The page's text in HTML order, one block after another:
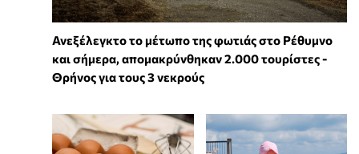
Ανεξέλεγκτο το μέτωπο της φωτιάς στο Ρέθυμνο
και σήμερα, απομακρύνθηκαν 2.000 τουρίστες -
Θρήνος για τους 3 νεκρούς